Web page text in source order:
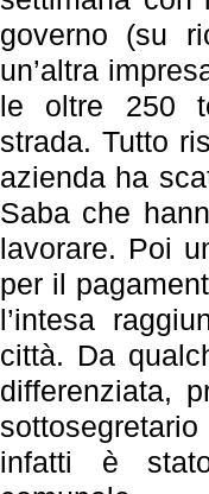
governo (su
un’altra
le oltre 250
strada. Tutto
azienda ha
Saba che
lavorare. Poi
per il
l’intesa
città. Da
differenziata,
infatti è